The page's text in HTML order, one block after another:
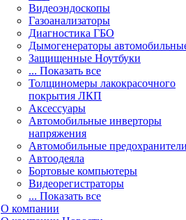
Видеоэндоскопы
Газоанализаторы
Диагностика ГБО
Дымогенераторы
Защищенные Ноутбуки
... Показать все
Толщиномеры лакокрасочного
покрытия ЛКП
Аксессуары
Автомобильные инверторы
напряжения
Автомобильные
Автоодеяла
Бортовые компьютеры
Видеорегистраторы
... Показать все
О компании